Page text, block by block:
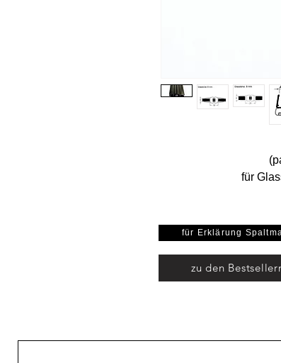
für
für Erklärung
zu den